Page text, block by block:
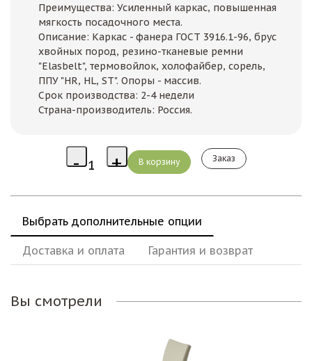
Преимущества: Усиленный каркас, повышенная
мягкость посадочного места.
Описание: Каркас - фанера ГОСТ 3916.1-96, брус
хвойных пород, резино-тканевые ремни
"Elasbelt", термовойлок, холофайбер, сорель,
ППУ "HR, HL, ST". Опоры - массив.
Срок производства: 2-4 недели
Страна-производитель: Россия.
Заказ
Выбрать дополнительные опции
Доставка и оплата Гарантия и возврат
Вы смотрели